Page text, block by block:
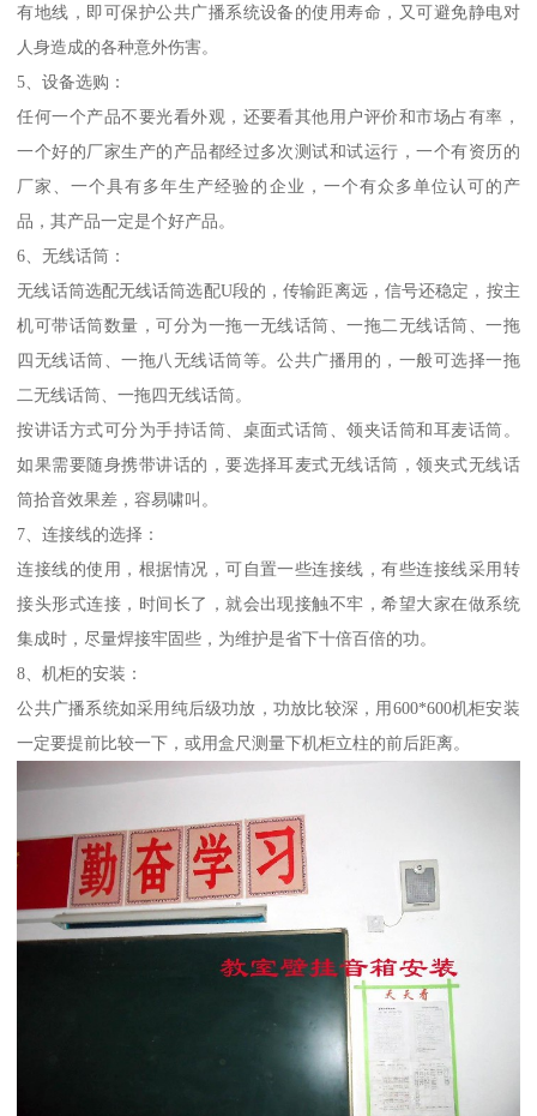
有地线，即可保护公共广播系统设备的使用寿命，又可避免静电对
人身造成的各种意外伤害。
5、设备选购：
任何一个产品不要光看外观，还要看其他用户评价和市场占有率，
一个好的厂家生产的产品都经过多次测试和试运行，一个有资历的
厂家、一个具有多年生产经验的企业，一个有众多单位认可的产
品，其产品一定是个好产品。
6、无线话筒：
无线话筒选配无线话筒选配U段的，传输距离远，信号还稳定，按主
机可带话筒数量，可分为一拖一无线话筒、一拖二无线话筒、一拖
四无线话筒、一拖八无线话筒等。公共广播用的，一般可选择一拖
二无线话筒、一拖四无线话筒。
按讲话方式可分为手持话筒、桌面式话筒、领夹话筒和耳麦话筒。
如果需要随身携带讲话的，要选择耳麦式无线话筒，领夹式无线话
筒拾音效果差，容易啸叫。
7、连接线的选择：
连接线的使用，根据情况，可自置一些连接线，有些连接线采用转
接头形式连接，时间长了，就会出现接触不牢，希望大家在做系统
集成时，尽量焊接牢固些，为维护是省下十倍百倍的功。
8、机柜的安装：
公共广播系统如采用纯后级功放，功放比较深，用600*600机柜安装
一定要提前比较一下，或用盒尺测量下机柜立柱的前后距离。